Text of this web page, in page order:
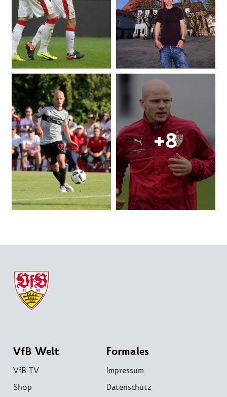
VfB Welt
VfB TV
Shop
Formales
Impressum
Datenschutz